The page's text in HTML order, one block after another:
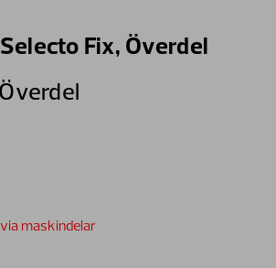
Fix, Överdel
maskindelar